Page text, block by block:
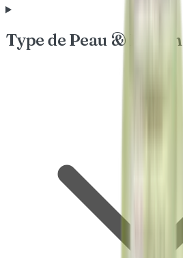
Type de Peau & Besoin